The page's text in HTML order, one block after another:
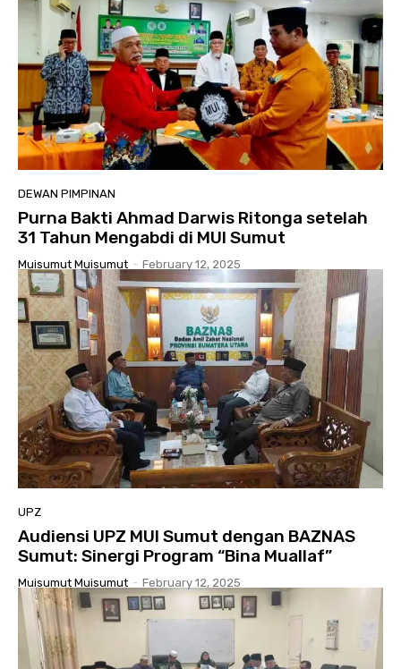
DEWAN PIMPINAN
Purna Bakti Ahmad Darwis Ritonga setelah
31 Tahun Mengabdi di MUI Sumut
Muisumut Muisumut - February 12, 2025
UPZ
Audiensi UPZ MUI Sumut dengan BAZNAS
Sumut: Sinergi Program “Bina Muallaf”
Muisumut Muisumut - February 12, 2025